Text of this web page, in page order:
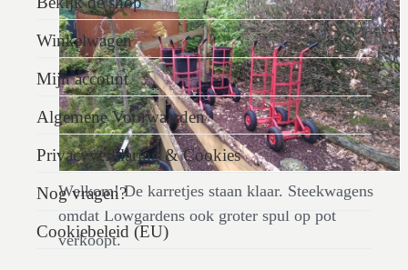
Welkom! De karretjes staan klaar. Steekwagens
omdat Lowgardens ook groter spul op pot
verkoopt.
Winkelwagen
Mijn account
Algemene Voorwaarden
Privacyverklaring & Cookies
Nog vragen?
Cookiebeleid (EU)